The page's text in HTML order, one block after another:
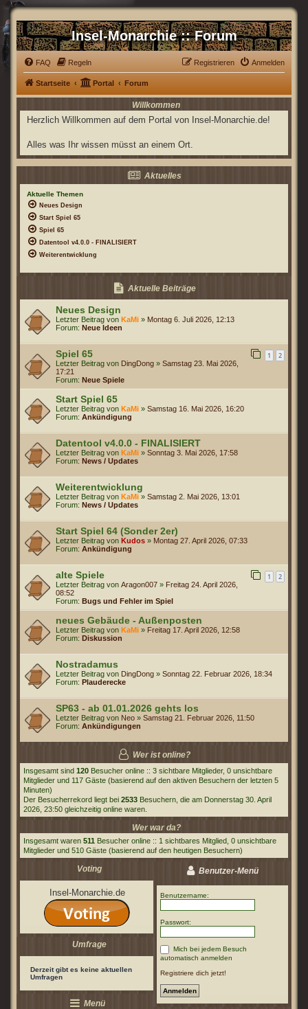
Insel-Monarchie :: Forum
FAQ Regeln Anmelden
Registrieren
Startseite Portal Forum
Willkommen
Herzlich Willkommen auf dem Portal von Insel-Monarchie.de!
Alles was Ihr wissen müsst an einem Ort.
Aktuelles
Aktuelle Themen
Neues Design
Start Spiel 65
Spiel 65
Datentool v4.0.0 - FINALISIERT
Weiterentwicklung
Aktuelle Beiträge
Neues Design
Letzter Beitrag von KaMi » Montag 6. Juli 2026, 12:13
Forum: Neue Ideen
Spiel 65 1 2
Letzter Beitrag von DingDong » Samstag 23. Mai 2026,
17:21
Forum: Neue Spiele
Start Spiel 65
Letzter Beitrag von KaMi » Samstag 16. Mai 2026, 16:20
Forum: Ankündigung
Datentool v4.0.0 - FINALISIERT
Letzter Beitrag von KaMi » Sonntag 3. Mai 2026, 17:58
Forum: News / Updates
Weiterentwicklung
Letzter Beitrag von KaMi » Samstag 2. Mai 2026, 13:01
Forum: News / Updates
Start Spiel 64 (Sonder 2er)
Letzter Beitrag von Kudos » Montag 27. April 2026, 07:33
Forum: Ankündigung
alte Spiele 1 2
Letzter Beitrag von Aragon007 » Freitag 24. April 2026,
08:52
Forum: Bugs und Fehler im Spiel
neues Gebäude - Außenposten
Letzter Beitrag von KaMi » Freitag 17. April 2026, 12:58
Forum: Diskussion
Nostradamus
Letzter Beitrag von DingDong » Sonntag 22. Februar 2026, 18:34
Forum: Plauderecke
SP63 - ab 01.01.2026 gehts los
Letzter Beitrag von Neo » Samstag 21. Februar 2026, 11:50
Forum: Ankündigungen
Wer ist online?
Insgesamt sind 120 Besucher online :: 3 sichtbare Mitglieder, 0 unsichtbare
Mitglieder und 117 Gäste (basierend auf den aktiven Besuchern der letzten 5
Minuten)
Der Besucherrekord liegt bei 2533 Besuchern, die am Donnerstag 30. April
2026, 23:50 gleichzeitig online waren.
Wer war da?
Insgesamt waren 511 Besucher online :: 1 sichtbares Mitglied, 0 unsichtbare
Mitglieder und 510 Gäste (basierend auf den heutigen Besuchern)
Voting
Insel-Monarchie.de
Umfrage
Derzeit gibt es keine aktuellen
Umfragen
Menü
Benutzer-Menü
Benutzername:
Passwort:
Mich bei jedem Besuch
automatisch anmelden
Registriere dich jetzt!